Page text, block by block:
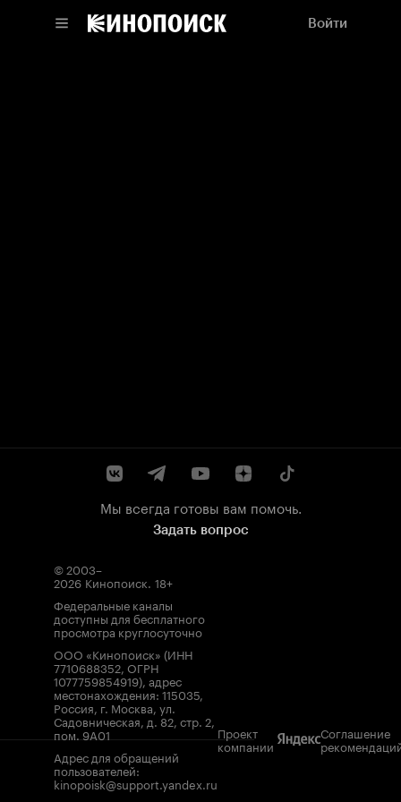
Войти
Мы всегда готовы вам помочь.
Задать вопрос
© 2003–
2026 Кинопоиск. 18+
Федеральные каналы
доступны для бесплатного
просмотра круглосуточно
ООО «Кинопоиск» (ИНН
7710688352, ОГРН
1077759854919), адрес
местонахождения: 115035,
Россия, г. Москва, ул.
Садовническая, д. 82, стр. 2,
пом. 9А01
Адрес для обращений
пользователей:
kinopoisk@support.yandex.ru
Проект
компании
Соглашение